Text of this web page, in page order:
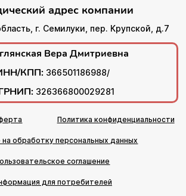
адрес компании
г. Семилуки, пер. Крупской, д.7
Вера Дмитриевна
КПП: 366501186988/
326366800029281
Политика конфиденциальности
на обработку персональных данных
соглашение
для потребителей